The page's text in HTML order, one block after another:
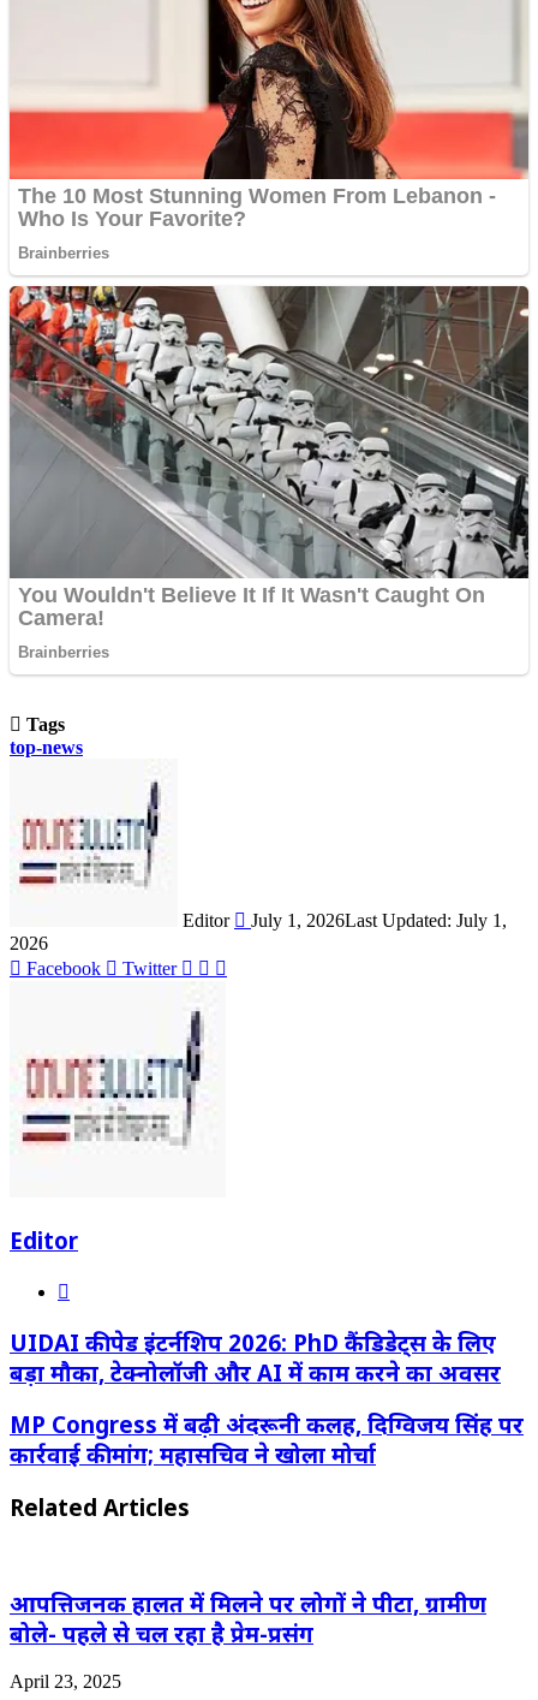
Tags
top-news
Editor July 1, 2026Last Updated: July 1,
2026
Facebook
Twitter LinkedIn
Share
Editor
UIDAI की पेड इंटर्नशिप 2026: PhD कैंडिडेट्स के लिए
बड़ा मौका, टेक्नोलॉजी और AI में काम करने का अवसर
MP Congress में बढ़ी अंदरूनी कलह, दिग्विजय सिंह पर
कार्रवाई की मांग; महासचिव ने खोला मोर्चा
Related Articles
आपत्तिजनक हालत में मिलने पर लोगों ने पीटा, ग्रामीण
बोले- पहले से चल रहा है प्रेम-प्रसंग
April 23, 2025